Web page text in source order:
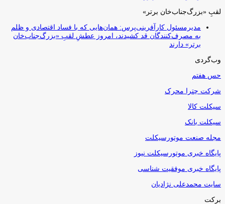
لقبِ «بزرگ‌جناب‌خان برتر»
مدیرمسئول کارآفرینی‌پرس: همان‌هایی که با فساد اقتصادی و ظلم
به مصرف‌کنندگان قد کشیدند، امروز عطشِ لقبِ «بزرگ‌جناب‌خان
برتر» دارند
وب‌گردی
حس هفتم
شرکت چترا محرک
سیکلت کالا
سیکلت بانک
مجله صنعت موتورسیکلت
پایگاه خبری موتورسیکلت نیوز
پایگاه خبری موفقیت شناسی
سایت محمدعلی نژادیان
برکت